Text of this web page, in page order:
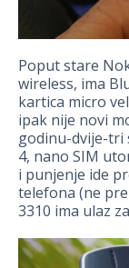
Poput stare
wireless, ima
kartica micro
ipak nije novi
godinu-dvije-tri
4, nano SIM
i punjenje ide
telefona (ne
3310 ima ulaz